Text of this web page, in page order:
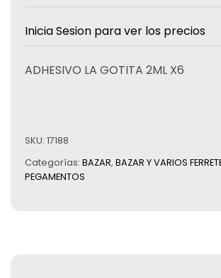
Inicia Sesion para ver los precios
ADHESIVO LA GOTITA 2ML X6
SKU: 17188
Categorías: BAZAR, BAZAR Y VARIOS
PEGAMENTOS